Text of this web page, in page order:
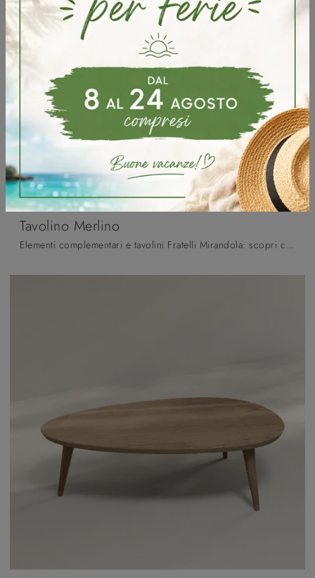
Tavolino Merlino
Elementi complementari e tavolini Fratelli Mirandola: scopri come valorizzare i tuoi spazi moderni con il modello Tavolino Merlino.